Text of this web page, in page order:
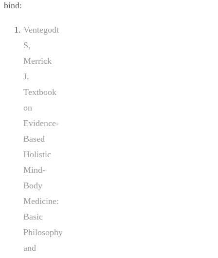
bind:
Ventegodt
S,
Merrick
J.
Textbook
on
Evidence-
Based
Holistic
Mind-
Body
Medicine:
Basic
Philosophy
and